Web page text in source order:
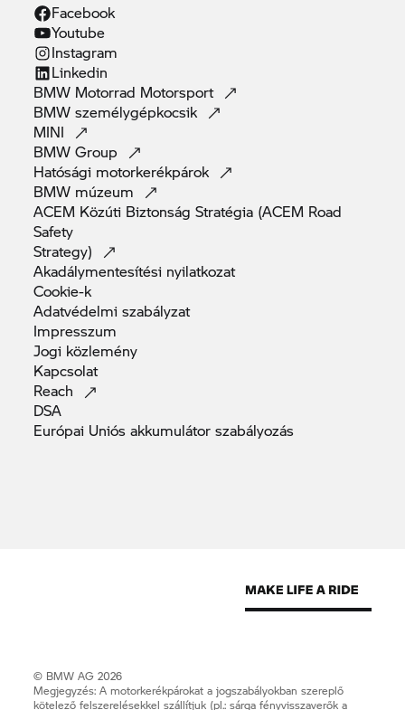
Facebook
Youtube
Instagram
Linkedin
BMW Motorrad Motorsport
BMWszemélygépkocsik
MINI
BMWGroup
Hatósági motorkerékpárok
BMW múzeum
ACEM Közúti Biztonság Stratégia (ACEM Road
Safety
Strategy)
Akadálymentesítési nyilatkozat
Cookie-k
Adatvédelmiszabályzat
Impresszum
Jogi közlemény
Kapcsolat
Reach
DSA
Európai Uniós akkumulátorszabályozás
© BMW AG 2026
Megjegyzés: A motorkerékpárokat a jogszabályokban szereplő
kötelező felszerelésekkel szállítjuk (pl.: sárga fényvisszaverők a